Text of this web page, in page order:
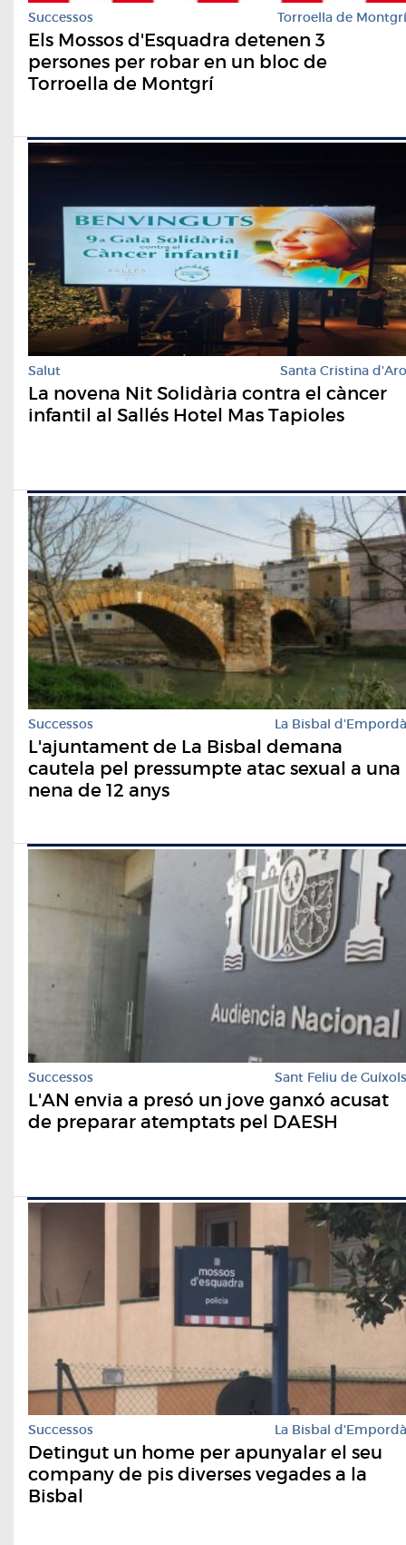
Successos Torroella de Montgrí
Els Mossos d'Esquadra detenen 3
persones per robar en un bloc de
Torroella de Montgrí
Salut Santa Cristina d'Aro
La novena Nit Solidària contra el càncer
infantil al Sallés Hotel Mas Tapioles
Successos La Bisbal d'Empordà
L'ajuntament de La Bisbal demana
cautela pel pressumpte atac sexual a una
nena de 12 anys
Successos Sant Feliu de Guíxols
L'AN envia a presó un jove ganxó acusat
de preparar atemptats pel DAESH
Successos La Bisbal d'Empordà
Detingut un home per apunyalar el seu
company de pis diverses vegades a la
Bisbal